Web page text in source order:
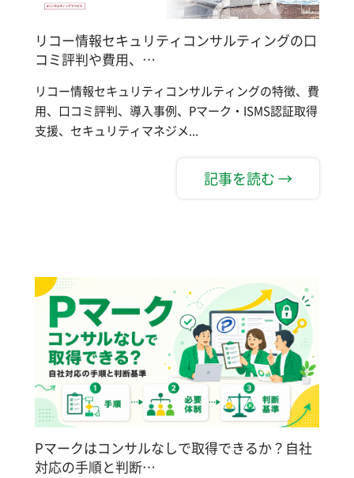
リコー情報セキュリティコンサルティングの口
コミ評判や費用、…
リコー情報セキュリティコンサルティングの特徴、費
用、口コミ評判、導入事例、Pマーク・ISMS認証取得
支援、セキュリティマネジメ...
記事を読む →
Pマークはコンサルなしで取得できるか？自社
対応の手順と判断…